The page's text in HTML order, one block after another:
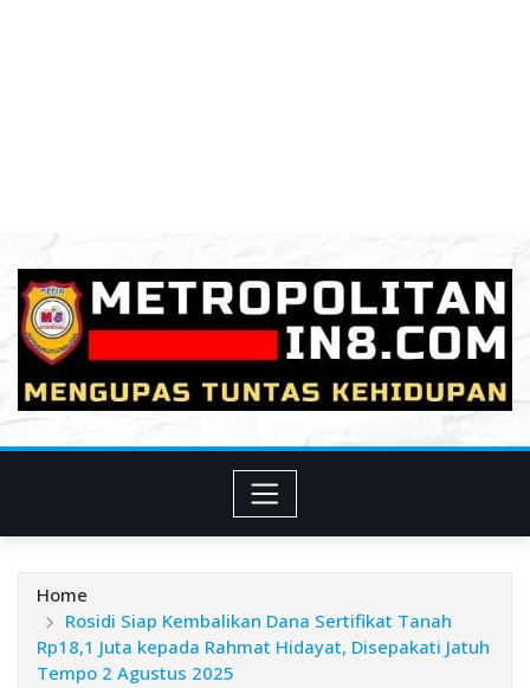
Home
Rosidi Siap Kembalikan Dana Sertifikat Tanah
Rp18,1 Juta kepada Rahmat Hidayat, Disepakati Jatuh
Tempo 2 Agustus 2025